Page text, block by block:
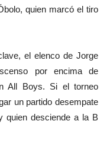
quien marcó el tiro
el elenco de Jorge
por encima de
All Boys. Si el torneo
un partido desempate
quien desciende a la B